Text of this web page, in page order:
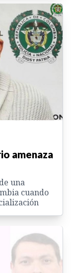
amenaza
una
cuando